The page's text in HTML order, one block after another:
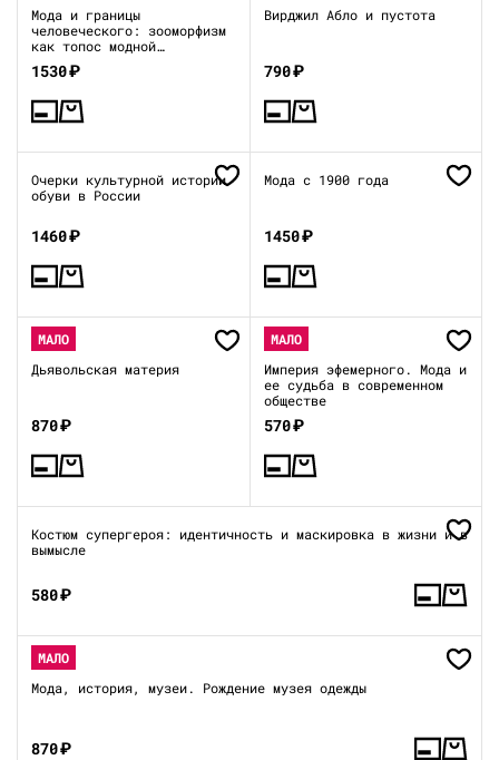
Мода и границы
человеческого: зооморфизм
как топос модной
образности в XIX–XXI веках
1530₽
Вирджил Абло и пустота
790₽
Очерки культурной истории
обуви в России
1460₽
Мода с 1900 года
1450₽
МАЛО
Дьявольская материя
870₽
МАЛО
Империя эфемерного. Мода и
ее судьба в современном
обществе
570₽
Костюм супергероя: идентичность и маскировка в жизни и в
вымысле
580₽
МАЛО
Мода, история, музеи. Рождение музея одежды
870₽